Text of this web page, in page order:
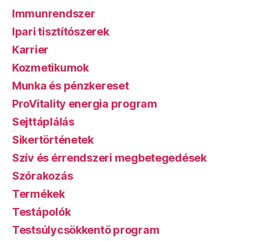
Immunrendszer
Ipari tisztítószerek
Karrier
Kozmetikumok
Munka és pénzkereset
ProVitality energia program
Sejttáplálás
Sikertörténetek
Szív és érrendszeri megbetegedések
Szórakozás
Termékek
Testápolók
Testsúlycsökkentő program